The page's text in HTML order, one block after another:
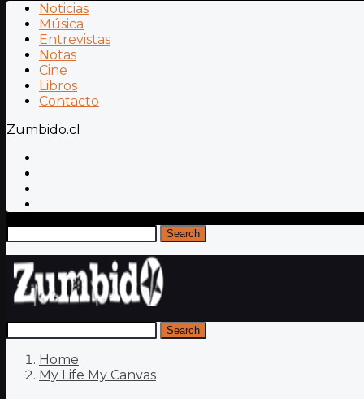
Noticias
Música
Entrevistas
Notas
Cine
Libros
Contacto
Zumbido.cl
Search
Search
Home
My Life My Canvas